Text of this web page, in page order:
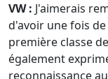
VW : J'aimerais
d'avoir une fois
première classe
également
reconnaissance